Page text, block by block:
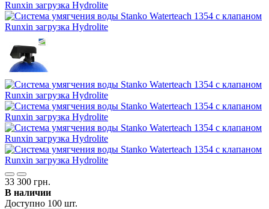
33 300 грн.
В наличии
Доступно 100 шт.